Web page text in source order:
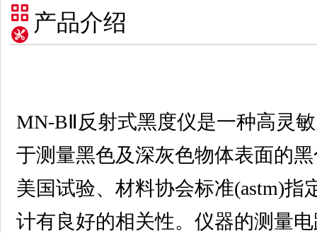
产品介绍
MN-BⅡ反射式黑度仪是一种高灵
于测量黑色及深灰色物体表面的
美国试验、材料协会标准(astm)指
计有良好的相关性。仪器的测量